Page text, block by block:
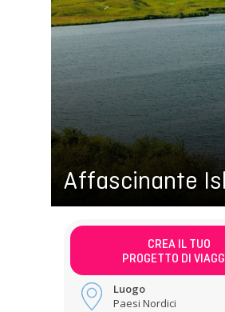
Affascinante
CREA IL TUO
PROGETTO DI
Luogo
Paesi Nordici